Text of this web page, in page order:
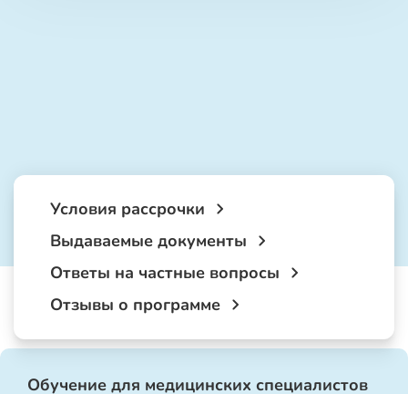
Условия рассрочки
Выдаваемые документы
Ответы на частные вопросы
Отзывы о программе
Обучение для медицинских специалистов